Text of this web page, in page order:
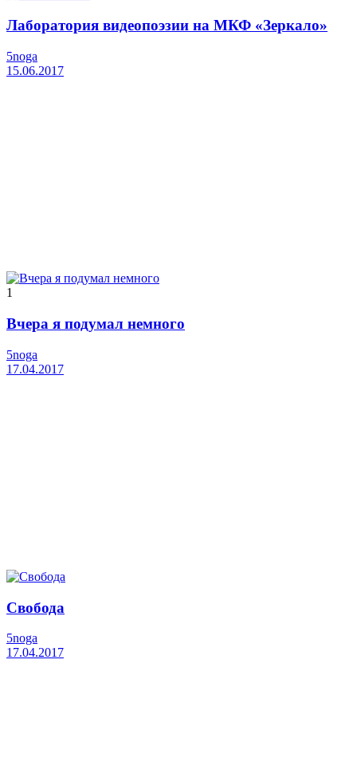
Лаборатория видеопоэзии на МКФ «Зеркало»
5noga
15.06.2017
1
Вчера я подумал немного
5noga
17.04.2017
Свобода
5noga
17.04.2017